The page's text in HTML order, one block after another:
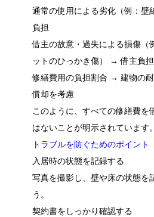
通常の使用による劣化（例：
負担
借主の故意・過失による損傷（
ットのひっかき傷） → 借主負担
修繕費用の負担割合 → 建物の
償却を考慮
このように、すべての修繕費を
はないことが明示されています。
トラブルを防ぐためのポイント
入居時の状態を記録する
写真を撮影し、壁や床の状態を
う。
契約書をしっかり確認する